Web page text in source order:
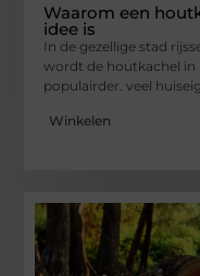
Waarom een
idee is
In de gezellige stad
wordt de houtkachel in
populairder. veel
Winkelen